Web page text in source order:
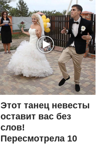
Этот танец невесты
оставит вас без
слов!
Пересмотрела 10